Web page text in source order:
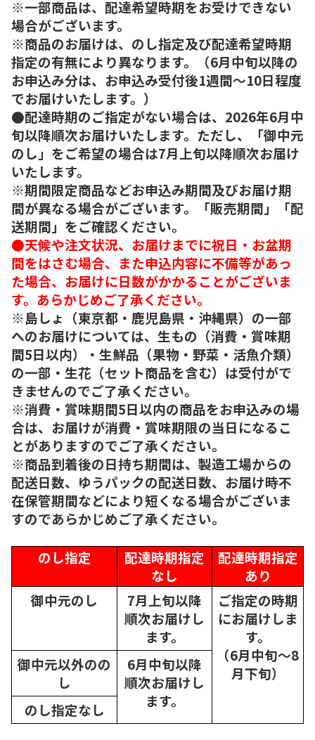
※一部商品は、配達希望時期をお受けできない
場合がございます。
※商品のお届けは、のし指定及び配達希望時期
指定の有無により異なります。（6月中旬以降の
お申込み分は、お申込み受付後1週間～10日程度
でお届けいたします。）
●配達時期のご指定がない場合は、2026年6月中
旬以降順次お届けいたします。ただし、「御中元
のし」をご希望の場合は7月上旬以降順次お届け
いたします。
※期間限定商品などお申込み期間及びお届け期
間が異なる場合がございます。「販売期間」「配
送期間」をご確認ください。
●天候や注文状況、お届けまでに祝日・お盆期
間をはさむ場合、また申込内容に不備等があっ
た場合、お届けに日数がかかることがございま
す。あらかじめご了承ください。
※島しょ（東京都・鹿児島県・沖縄県）の一部
へのお届けについては、生もの（消費・賞味期
間5日以内）・生鮮品（果物・野菜・活魚介類）
の一部・生花（セット商品を含む）は受付がで
きませんのでご了承ください。
※消費・賞味期間5日以内の商品をお申込みの場
合は、お届けが消費・賞味期限の当日になるこ
とがありますのでご了承ください。
※商品到着後の日持ち期間は、製造工場からの
配送日数、ゆうパックの配送日数、お届け時不
在保管期間などにより短くなる場合がございま
すのであらかじめご了承ください。
のし指定
配達時期指定
なし
配達時期指定
あり
御中元のし
7月上旬以降
順次お届けし
ます。
ご指定の時期
にお届けしま
す。
（6月中旬～8
月下旬）
御中元以外のの
し
6月中旬以降
順次お届けし
ます。
のし指定なし